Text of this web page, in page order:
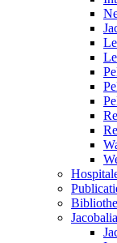
Jacobalia